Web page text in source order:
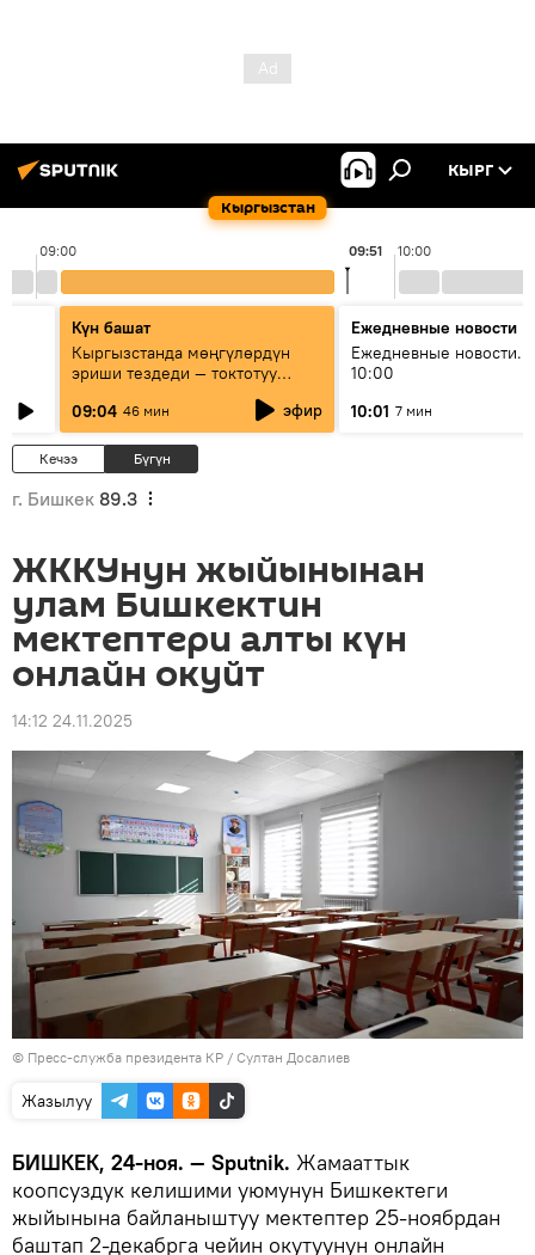
Кыргызстан
КЫРГ
09:00 10:00
09:51
Күн башат
Кыргызстанда мөңгүлөрдүн
эриши тездеди — токтотуу
09:04 46 мин эфир
Ежедневные новости
Ежедневные новости.
10:00
10:01 7 мин
Кечээ Бүгүн
г. Бишкек 89.3
ЖККУнун жыйынынан
улам Бишкектин
мектептери алты күн
онлайн окуйт
14:12 24.11.2025
© Пресс-служба президента КР / Султан Досалиев
Жазылуу
БИШКЕК, 24-ноя. — Sputnik. Жамааттык
коопсуздук келишими уюмунун Бишкектеги
жыйынына байланыштуу мектептер 25-ноябрдан
баштап 2-декабрга чейин окутуунун онлайн